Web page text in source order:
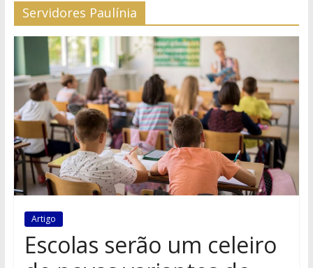
Servidores Paulínia
Artigo
Escolas serão um celeiro